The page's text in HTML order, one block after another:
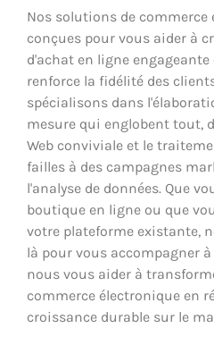
Nos solutions de
conçues pour vous aider à
d'achat en ligne
renforce la fidélité des
spécialisons dans
mesure qui englobent tout,
Web conviviale et le
failles à des campagnes
l'analyse de données. Que
boutique en ligne ou que
votre plateforme existante,
là pour vous accompagner
nous vous aider à
commerce électronique en
croissance durable sur le